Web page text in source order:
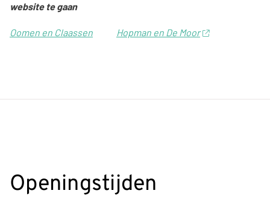
website te gaan
Oomen en Claassen Hopman en De Moor
Openingstijden